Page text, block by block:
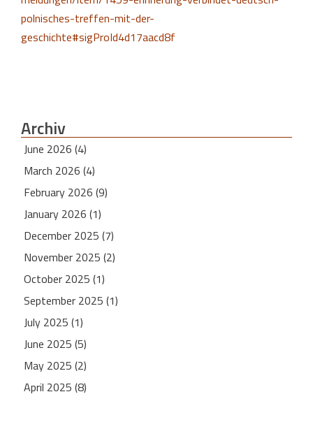
polnisches-treffen-mit-der-
geschichte#sigProId4d17aacd8f
Archiv
June 2026 (4)
March 2026 (4)
February 2026 (9)
January 2026 (1)
December 2025 (7)
November 2025 (2)
October 2025 (1)
September 2025 (1)
July 2025 (1)
June 2025 (5)
May 2025 (2)
April 2025 (8)